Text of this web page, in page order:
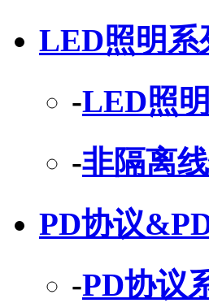
LED照明系
-LED照
-非隔离
PD协议
-PD协议